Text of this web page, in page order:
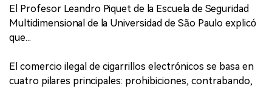
El Profesor Leandro Piquet de la Escuela de Seguridad
Multidimensional de la Universidad de São Paulo explicó
que...
El comercio ilegal de cigarrillos electrónicos se basa en
cuatro pilares principales: prohibiciones, contrabando,